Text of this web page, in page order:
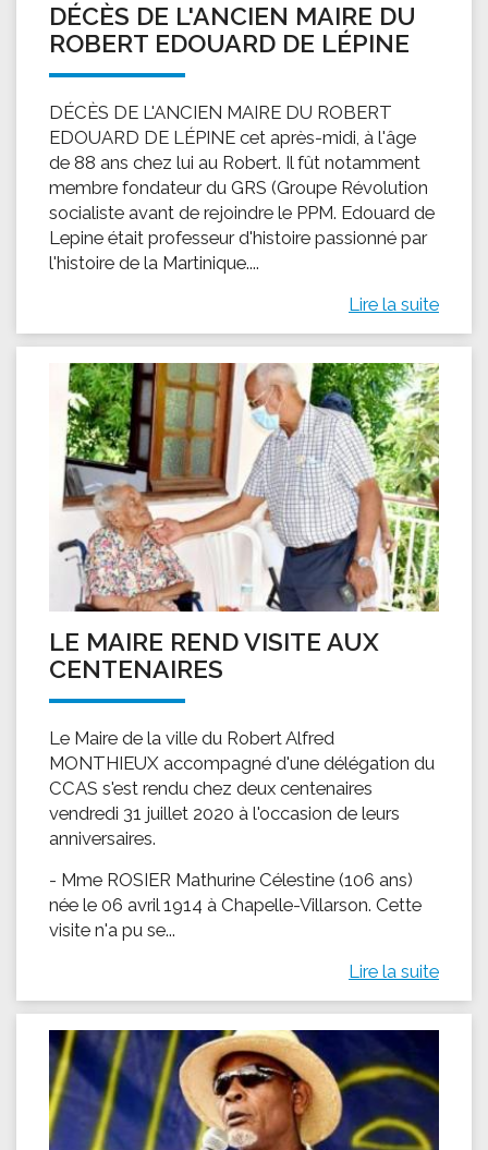
DÉCÈS DE L'ANCIEN MAIRE DU
ROBERT EDOUARD DE LÉPINE
DÉCÈS DE L'ANCIEN MAIRE DU ROBERT
EDOUARD DE LÉPINE cet après-midi, à l'âge
de 88 ans chez lui au Robert. Il fût notamment
membre fondateur du GRS (Groupe Révolution
socialiste avant de rejoindre le PPM. Edouard de
Lepine était professeur d'histoire passionné par
l'histoire de la Martinique....
Lire la suite
LE MAIRE REND VISITE AUX
CENTENAIRES
Le Maire de la ville du Robert Alfred
MONTHIEUX accompagné d'une délégation du
CCAS s'est rendu chez deux centenaires
vendredi 31 juillet 2020 à l'occasion de leurs
anniversaires.
- Mme ROSIER Mathurine Célestine (106 ans)
née le 06 avril 1914 à Chapelle-Villarson. Cette
visite n'a pu se...
Lire la suite